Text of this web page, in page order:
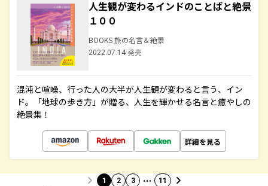
人生観が変わるインドのことばと絶景
１００
BOOKS 旅の名言＆絶景
2022.07.14 発売
混沌と喧噪、行った人の大半が人生観が変わると言う、イン
ド。「地球の歩き方」が贈る、人生を輝かせる名言と癒やしの
絶景集！
詳細を見る
1 2 3 … 11